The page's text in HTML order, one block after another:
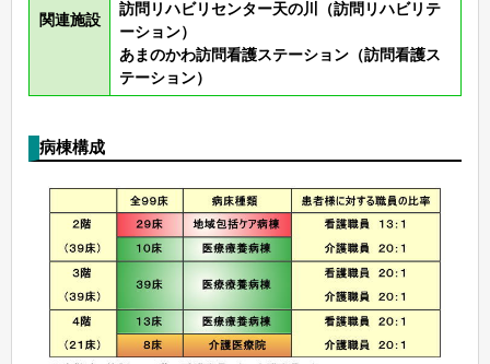
関連施設
訪問リハビリセンター天の川（訪問リハビリテ
ーション）
あまのかわ訪問看護ステーション（訪問看護ス
テーション）
病棟構成